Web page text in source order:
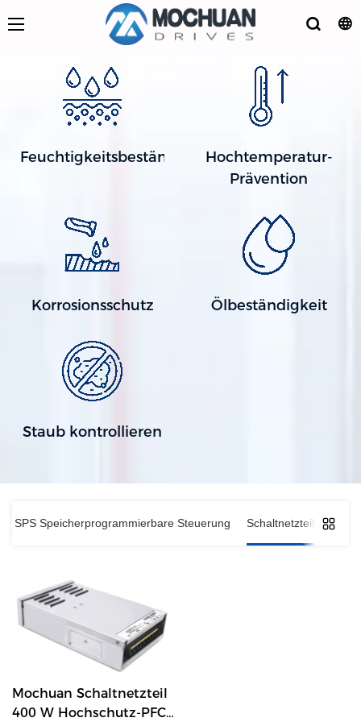
Feuchtigkeitsbeständig
Hochtemperatur-
Prävention
Korrosionsschutz Ölbeständigkeit
Staub kontrollieren
SPS Speicherprogrammierbare Steuerung Schaltnetzteil
Mochuan Schaltnetzteil
400 W Hochschutz-PFC-